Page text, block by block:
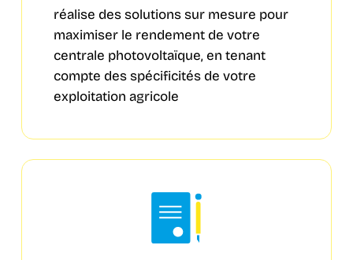
réalise des solutions sur mesure pour
maximiser le rendement de votre
centrale photovoltaïque, en tenant
compte des spécificités de votre
exploitation agricole